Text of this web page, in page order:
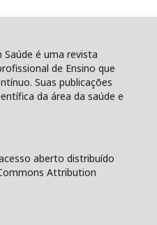
Saúde é uma revista
de Ensino que
Suas publicações
da área da saúde e
aberto distribuído
Attribution